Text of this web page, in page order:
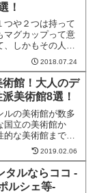
！
つや２つは持って
マグカップって意
、しかもその人の
てしまうくらい重
存知でしたか？お
カップ今回はお洒
マグ...
2018.07.24
館！大人のデ
美術館8選！
ルの美術館が数多
国立の美術館か
的な美術館まで
は、東京都内、大
めの個性的な美術
いと思います！
おすすめ...
2019.02.06
タルならココ -
ルシェ等-